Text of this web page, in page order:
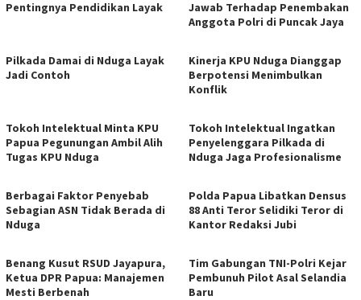
Pentingnya Pendidikan Layak
Jawab Terhadap Penembakan
Anggota Polri di Puncak Jaya
Pilkada Damai di Nduga Layak
Jadi Contoh
Kinerja KPU Nduga Dianggap
Berpotensi Menimbulkan
Konflik
Tokoh Intelektual Minta KPU
Papua Pegunungan Ambil Alih
Tugas KPU Nduga
Tokoh Intelektual Ingatkan
Penyelenggara Pilkada di
Nduga Jaga Profesionalisme
Berbagai Faktor Penyebab
Sebagian ASN Tidak Berada di
Nduga
Polda Papua Libatkan Densus
88 Anti Teror Selidiki Teror di
Kantor Redaksi Jubi
Benang Kusut RSUD Jayapura,
Ketua DPR Papua: Manajemen
Mesti Berbenah
Tim Gabungan TNI-Polri Kejar
Pembunuh Pilot Asal Selandia
Baru